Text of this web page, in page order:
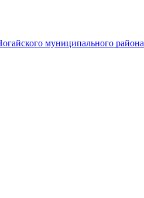
муниципального района